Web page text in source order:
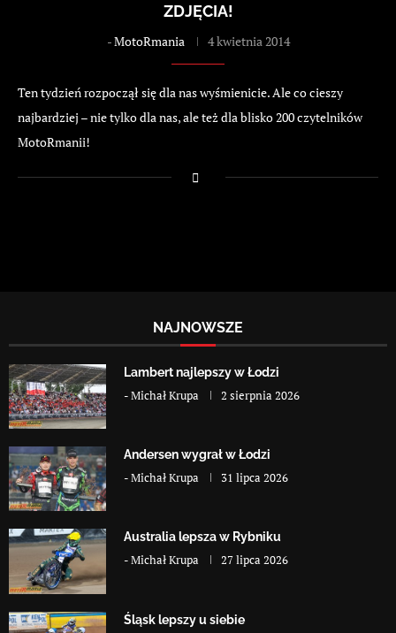
ZDJĘCIA!
-MotoRmania 4 kwietnia 2014
Ten tydzień rozpoczął się dla nas wyśmienicie. Ale co cieszy
najbardziej – nie tylko dla nas, ale też dla blisko 200 czytelników
MotoRmanii!
NAJNOWSZE
Lambert najlepszy w Łodzi
-Michał Krupa 2 sierpnia 2026
Andersen wygrał w Łodzi
-Michał Krupa 31 lipca 2026
Australia lepsza w Rybniku
-Michał Krupa 27 lipca 2026
Śląsk lepszy u siebie